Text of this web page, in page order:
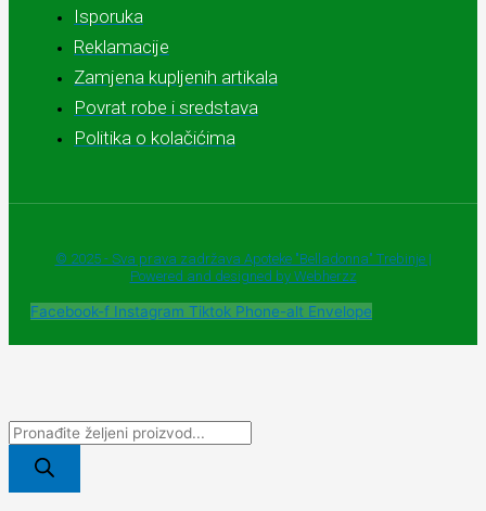
Isporuka
Reklamacije
Zamjena kupljenih artikala
Povrat robe i sredstava
Politika o kolačićima
© 2025 - Sva prava zadržava Apoteke "Belladonna" Trebinje |
Powered and designed by Webherzz
Facebook-f Instagram Tiktok Phone-alt Envelope